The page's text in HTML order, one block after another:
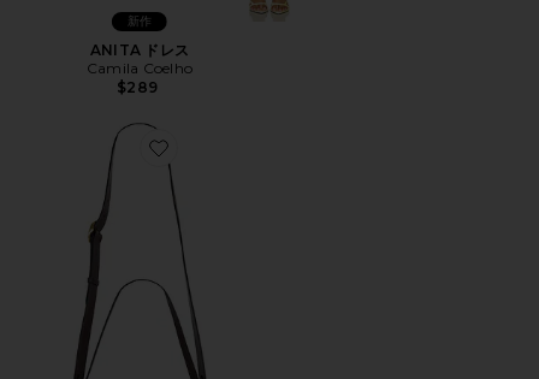
新作
ANITA ドレス
Camila Coelho
$289
Favorite WOODEN BEADED TABBY SHOULDER BAG